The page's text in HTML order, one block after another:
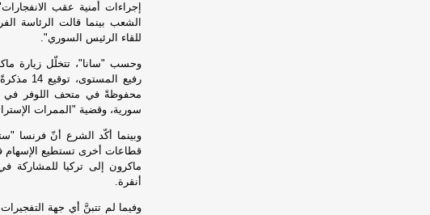
إجراءات أمنية عقب
الشعب بينما قالت الرئاسة
للقاء الرئيس السوري".
وحسب "سانا"، تتخلّل زيارة
محفوظةً في متحف اللوفر في
سورية، وقضية "الممرات
وبينما أكّد الشرع أنّ فرنسا
قطاعات أخرى تستطيع الإسهام
أنقرة.
وفيما لم تتبنَّ أي جهة